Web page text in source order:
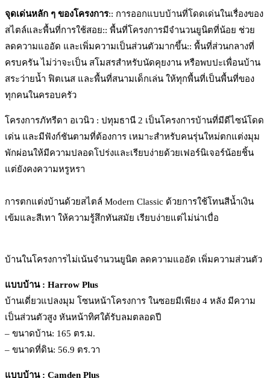
จุดเด่นหลัก ๆ ของโครงการ:: การออกแบบบ้านที่โดดเด่นในเรื่องของ
สไตล์และพื้นที่การใช้สอย:: พื้นที่โครงการมีจำนวนยูนิตที่น้อย ช่วย
ลดความแออัด และเพิ่มความเป็นส่วนตัวมากขึ้น:: พื้นที่ส่วนกลางที่
ครบครัน ไม่ว่าจะเป็น สโมสรสำหรับนัดคุยงาน หรือพบปะเพื่อนบ้าน
สระว่ายน้ำ ฟิตเนส และพื้นที่สนามเด็กเล่น ให้ทุกพื้นที่เป็นพื้นที่ของ
ทุกคนในครอบครัว
โครงการภัทรีดา อเวนิว : ปทุมธานี 2 เป็นโครงการบ้านที่มีดีไซน์โดด
เด่น และมีฟังก์ชันตามที่ต้องการ เหมาะสำหรับคนรุ่นใหม่ตกแต่งมุม
พักผ่อนให้มีความปลอดโปร่งและเรียบง่ายด้วยเฟอร์นิเจอร์น้อยชิ้น
แต่ยังคงความหรูหรา
การตกแต่งบ้านด้วยสไตล์ Modern Classic ด้วยการใช้โทนสีน้ำเงิน
เข้มและสีเทา ให้ความรู้สึกทันสมัย เรียบง่ายแต่ไม่น่าเบื่อ
บ้านในโครงการไม่เน้นจำนวนยูนิต ลดความแออัด เพิ่มความส่วนตัว
แบบบ้าน : Harrow Plus
บ้านเดี่ยวแปลงมุม โซนหน้าโครงการ ในซอยมีเพียง 4 หลัง มีความ
เป็นส่วนตัวสูง หันหน้าทิศใต้รับลมตลอดปี
– ขนาดบ้าน: 165 ตร.ม.
– ขนาดที่ดิน: 56.9 ตร.วา
แบบบ้าน : Camden Plus